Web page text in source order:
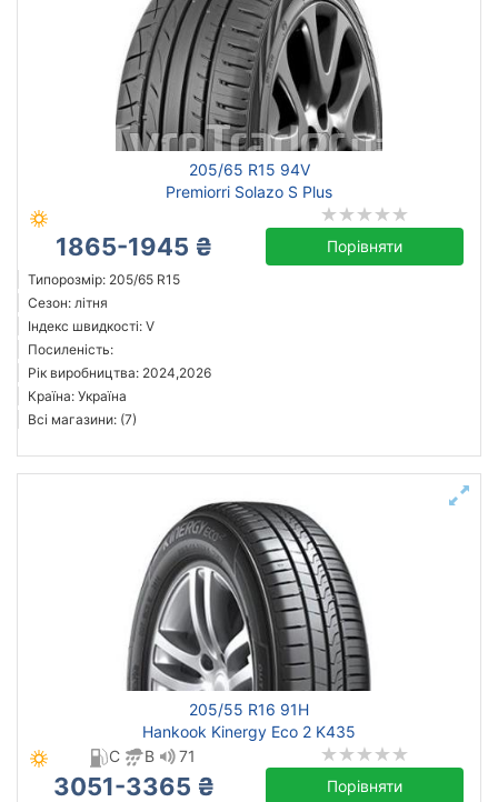
205/65 R15 94V
Premiorri Solazo S Plus
1865-1945 ₴ Порівняти
Типорозмір: 205/65 R15
Сезон: літня
Індекс швидкості: V
Посиленість:
Рік виробництва: 2024,2026
Країна: Україна
Всі магазини: (7)
205/55 R16 91H
Hankook Kinergy Eco 2 K435
C
B 71
3051-3365 ₴ Порівняти